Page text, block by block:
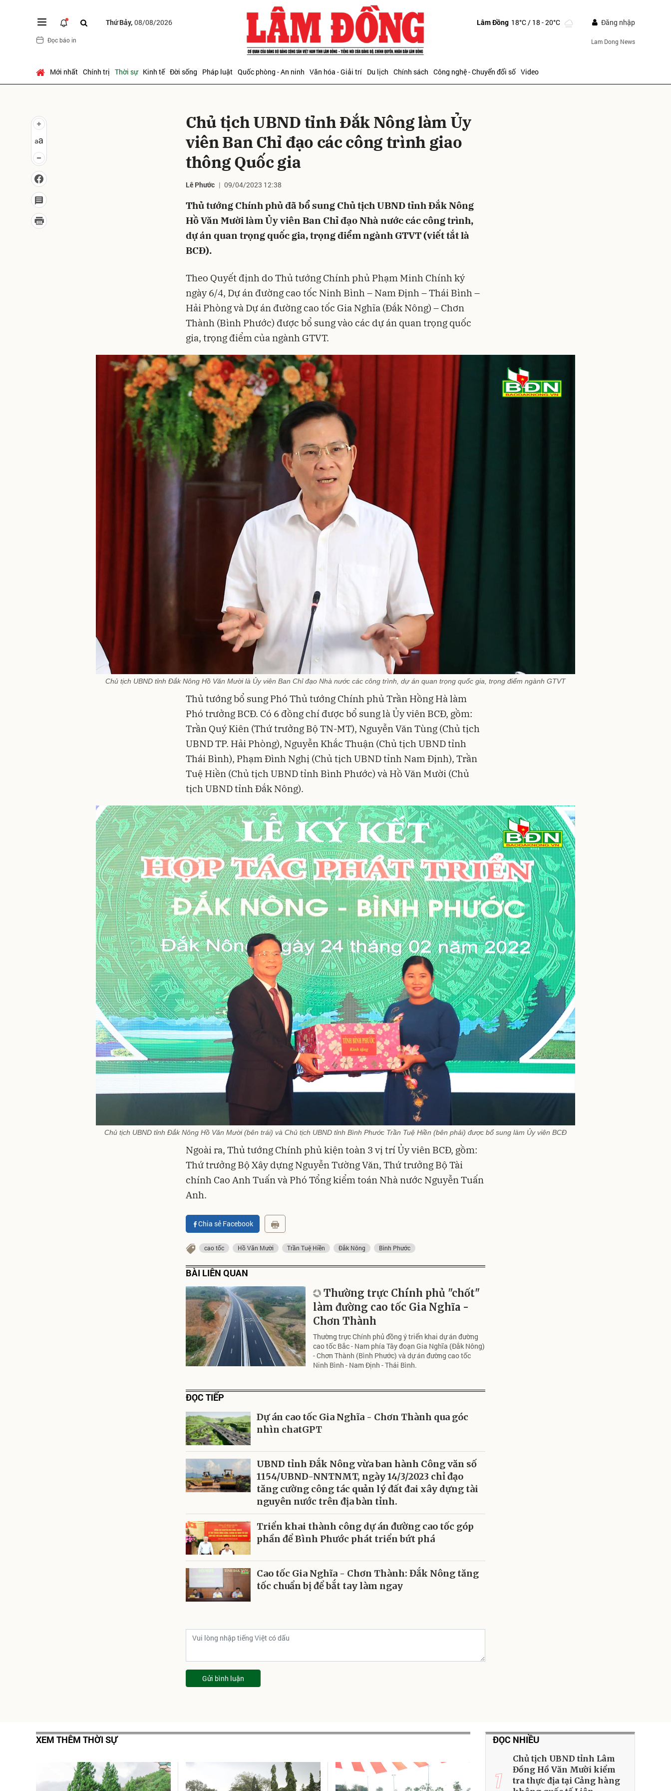
Thứ Bảy, 08/08/2026
Đọc báo in
Lâm Đồng 18°C/ 18 - 20°C Đăng nhập
Lam Dong News
Mới nhất Chính trị Thời sự Kinh tế Đời sống Pháp luật Quốc phòng - An ninh Văn hóa - Giải trí Du lịch Chính sách Công nghệ - Chuyển đổi số Video
Chủ tịch UBND tỉnh Đắk Nông làm Ủy
viên Ban Chỉ đạo các công trình giao
thông Quốc gia
Lê Phước 09/04/2023 12:38
Thủ tướng Chính phủ đã bổ sung Chủ tịch UBND tỉnh Đắk Nông
Hồ Văn Mười làm Ủy viên Ban Chỉ đạo Nhà nước các công trình,
dự án quan trọng quốc gia, trọng điểm ngành GTVT (viết tắt là
BCĐ).
Theo Quyết định do Thủ tướng Chính phủ Phạm Minh Chính ký
ngày 6/4, Dự án đường cao tốc Ninh Bình – Nam Định – Thái Bình –
Hải Phòng và Dự án đường cao tốc Gia Nghĩa (Đắk Nông) – Chơn
Thành (Bình Phước) được bổ sung vào các dự án quan trọng quốc
gia, trọng điểm của ngành GTVT.
Chủ tịch UBND tỉnh Đắk Nông Hồ Văn Mười là Ủy viên Ban Chỉ đạo Nhà nước các công trình, dự án quan trọng quốc gia, trọng điểm ngành GTVT
Thủ tướng bổ sung Phó Thủ tướng Chính phủ Trần Hồng Hà làm
Phó trưởng BCĐ. Có 6 đồng chí được bổ sung là Ủy viên BCĐ, gồm:
Trần Quý Kiên (Thứ trưởng Bộ TN-MT), Nguyễn Văn Tùng (Chủ tịch
UBND TP. Hải Phòng), Nguyễn Khắc Thuận (Chủ tịch UBND tỉnh
Thái Bình), Phạm Đình Nghị (Chủ tịch UBND tỉnh Nam Định), Trần
Tuệ Hiền (Chủ tịch UBND tỉnh Bình Phước) và Hồ Văn Mười (Chủ
tịch UBND tỉnh Đắk Nông).
Chủ tịch UBND tỉnh Đắk Nông Hồ Văn Mười (bên trái) và Chủ tịch UBND tỉnh Bình Phước Trần Tuệ Hiền (bên phải) được bổ sung làm Ủy viên BCĐ
Ngoài ra, Thủ tướng Chính phủ kiện toàn 3 vị trí Ủy viên BCĐ, gồm:
Thứ trưởng Bộ Xây dựng Nguyễn Tường Văn, Thứ trưởng Bộ Tài
chính Cao Anh Tuấn và Phó Tổng kiểm toán Nhà nước Nguyễn Tuấn
Anh.
Chia sẻ Facebook
cao tốc Hồ Văn Mười Trần Tuệ Hiền Đắk Nông Bình Phước
BÀI LIÊN QUAN
Thường trực Chính phủ "chốt"
làm đường cao tốc Gia Nghĩa -
Chơn Thành
Thường trực Chính phủ đồng ý triển khai dự án đường
cao tốc Bắc - Nam phía Tây đoạn Gia Nghĩa (Đắk Nông)
- Chơn Thành (Bình Phước) và dự án đường cao tốc
Ninh Bình - Nam Định - Thái Bình.
ĐỌC TIẾP
Dự án cao tốc Gia Nghĩa - Chơn Thành qua góc
nhìn chatGPT
UBND tỉnh Đắk Nông vừa ban hành Công văn số
1154/UBND-NNTNMT, ngày 14/3/2023 chỉ đạo
tăng cường công tác quản lý đất đai xây dựng tài
nguyên nước trên địa bàn tỉnh.
Triển khai thành công dự án đường cao tốc góp
phần để Bình Phước phát triển bứt phá
Cao tốc Gia Nghĩa - Chơn Thành: Đắk Nông tăng
tốc chuẩn bị để bắt tay làm ngay
Gửi bình luận
XEM THÊM THỜI SỰ ĐỌC NHIỀU
1
Chủ tịch UBND tỉnh Lâm
Đồng Hồ Văn Mười kiểm
tra thực địa tại Cảng hàng
Gửi bình luận